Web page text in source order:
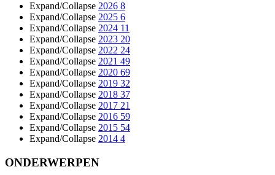
Expand/Collapse 2026 8
Expand/Collapse 2025 6
Expand/Collapse 2024 11
Expand/Collapse 2023 20
Expand/Collapse 2022 24
Expand/Collapse 2021 49
Expand/Collapse 2020 69
Expand/Collapse 2019 32
Expand/Collapse 2018 37
Expand/Collapse 2017 21
Expand/Collapse 2016 59
Expand/Collapse 2015 54
Expand/Collapse 2014 4
ONDERWERPEN